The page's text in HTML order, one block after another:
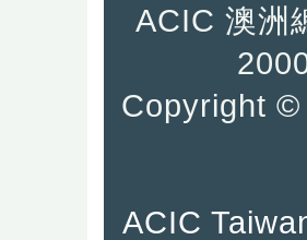
ACIC 澳
Copyright ©
ACIC